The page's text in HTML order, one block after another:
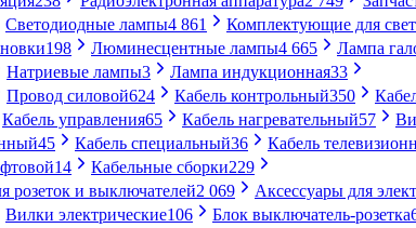
Светодиодные лампы4 861 Комплектующие для
198 Люминесцентные лампы4 665 Лампа
Натриевые лампы3 Лампа индукционная33
Провод силовой624 Кабель контрольный350
Кабель управления65 Кабель нагревательный57
45 Кабель специальный36 Кабель
14 Кабельные сборки229
розеток и выключателей2 069 Аксессуары для
Вилки электрические106 Блок выключатель-розетка